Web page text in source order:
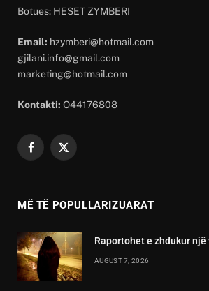
Botues: HESET ZYMBERI
Email: hzymberi@hotmail.com
gjilani.info@gmail.com
marketing@hotmail.com
Kontakti: O44176808
Facebook
X
MË TË POPULLARIZUARAT
Raportohet e zhdukur
AUGUST 7, 2026